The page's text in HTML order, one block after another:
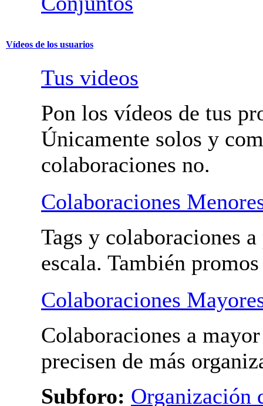
threads en el foro
Subforos:
Pedidos Conjuntos
Vídeos de los usuarios
Tus videos
Pon los vídeos de tus
Únicamente solos y
colaboraciones no.
Colaboraciones
Tags y colaboraciones a
escala. También
Colaboraciones